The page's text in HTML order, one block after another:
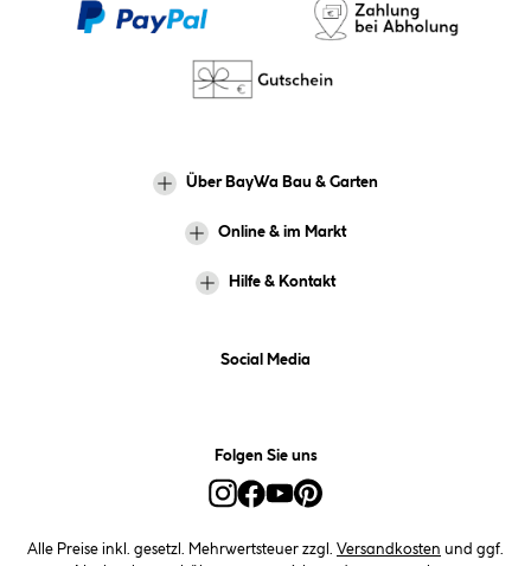
Über BayWa Bau & Garten
Online & im Markt
Hilfe & Kontakt
Social Media
Folgen Sie uns
Alle Preise inkl. gesetzl. Mehrwertsteuer zzgl. Versandkosten und ggf.